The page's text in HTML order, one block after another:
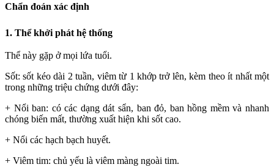
Chẩn đoán xác định
1. Thể khởi phát hệ thống
Thể này gặp ở mọi lứa tuổi.
Sốt: sốt kéo dài 2 tuần, viêm từ 1 khớp trở lên, kèm theo ít nhất một
trong những triệu chứng dưới đây:
+ Nổi ban: có các dạng dát sẩn, ban đỏ, ban hồng mềm và nhanh
chóng biến mất, thường xuất hiện khi sốt cao.
+ Nổi các hạch bạch huyết.
+ Viêm tim: chủ yếu là viêm màng ngoài tim.